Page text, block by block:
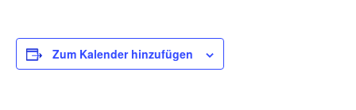
Zum Kalender hinzufügen